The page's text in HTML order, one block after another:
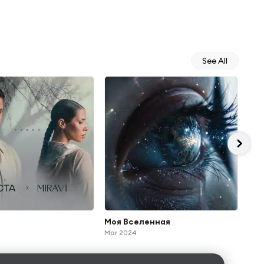
See All
Моя Вселенная
Mar 2024